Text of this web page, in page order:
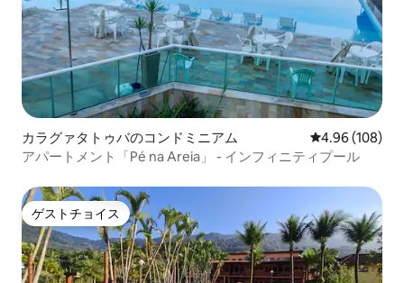
カラグァタトゥバのコンドミニアム レビュー108
4.96 (108)
アパートメント「Pé na Areia」 - インフィニティプール
ゲストチョイス
ゲストチョイス